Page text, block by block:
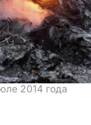
2014 года